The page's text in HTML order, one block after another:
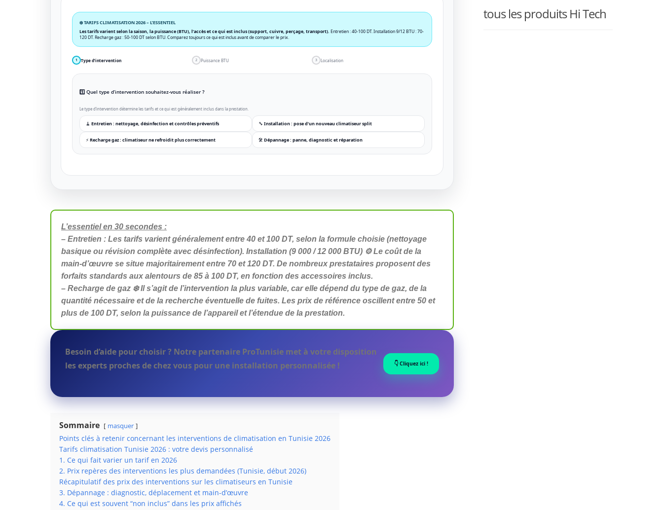
❄️ TARIFS CLIMATISATION 2026 – L’ESSENTIEL
Les tarifs varient selon la saison, la puissance (BTU), l’accès et ce qui est inclus (support, cuivre, perçage, transport). Entretien : 40-100 DT. Installation 9/12 BTU : 70-
120 DT. Recharge gaz : 50-100 DT selon BTU. Comparez toujours ce qui est inclus avant de comparer le prix.
1 Type d’intervention 2 Puissance BTU 3 Localisation
1️⃣ Quel type d’intervention souhaitez-vous réaliser ?
Le type d’intervention détermine les tarifs et ce qui est généralement inclus dans la prestation.
🧹 Entretien : nettoyage, désinfection et contrôles préventifs 🔧 Installation : pose d’un nouveau climatiseur split
⚡ Recharge gaz : climatiseur ne refroidit plus correctement 🛠️ Dépannage : panne, diagnostic et réparation
L’essentiel en 30 secondes :
– Entretien : Les tarifs varient généralement entre 40 et 100 DT, selon la formule choisie (nettoyage
basique ou révision complète avec désinfection). Installation (9 000 / 12 000 BTU) ⚙️ Le coût de la
main-d’œuvre se situe majoritairement entre 70 et 120 DT. De nombreux prestataires proposent des
forfaits standards aux alentours de 85 à 100 DT, en fonction des accessoires inclus.
– Recharge de gaz ❄️ Il s’agit de l’intervention la plus variable, car elle dépend du type de gaz, de la
quantité nécessaire et de la recherche éventuelle de fuites. Les prix de référence oscillent entre 50 et
plus de 100 DT, selon la puissance de l’appareil et l’étendue de la prestation.
Besoin d’aide pour choisir ? Notre partenaire ProTunisie met à votre disposition
les experts proches de chez vous pour une installation personnalisée !
👇 Cliquez ici !
Sommaire masquer
Points clés à retenir concernant les interventions de climatisation en Tunisie 2026
Tarifs climatisation Tunisie 2026 : votre devis personnalisé
1. Ce qui fait varier un tarif en 2026
2. Prix repères des interventions les plus demandées (Tunisie, début 2026)
Récapitulatif des prix des interventions sur les climatiseurs en Tunisie
3. Dépannage : diagnostic, déplacement et main-d’œuvre
4. Ce qui est souvent “non inclus” dans les prix affichés
tous les produits Hi Tech